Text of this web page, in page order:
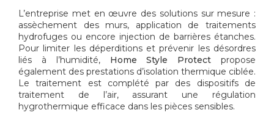
L’entreprise met en œuvre des solutions sur mesure :
assèchement des murs, application de traitements
hydrofuges ou encore injection de barrières étanches.
Pour limiter les déperditions et prévenir les désordres
liés à l’humidité, Home Style Protect propose
également des prestations d’isolation thermique ciblée.
Le traitement est complété par des dispositifs de
traitement de l’air, assurant une régulation
hygrothermique efficace dans les pièces sensibles.